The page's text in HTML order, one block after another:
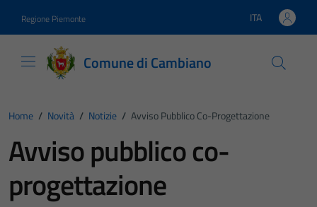
Regione Piemonte Lingua attiva:
ITA
Comune di Cambiano
Home / Novità / Notizie / Avviso Pubblico Co-Progettazione
Avviso pubblico co-
progettazione